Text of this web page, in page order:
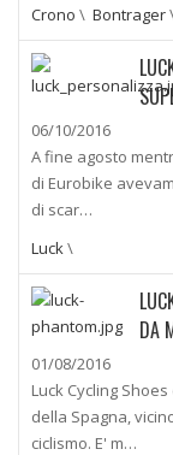
Crono \ Bontrager\
06/10/2016
A fine agosto
di Eurobike
di scar…
Luck \
DA
01/08/2016
Luck Cycling
della Spagna,
ciclismo. E' m…